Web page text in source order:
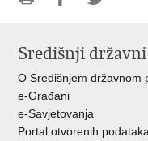
FacebookuTwitteru
Središnji
O Središnjem državnom
e-Građani
e-Savjetovanja
Portal otvorenih